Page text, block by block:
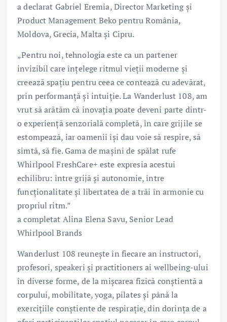
a declarat Gabriel Eremia, Director Marketing și
Product Management Beko pentru România,
Moldova, Grecia, Malta și Cipru.
„Pentru noi, tehnologia este ca un partener
invizibil care înțelege ritmul vieții moderne și
creează spațiu pentru ceea ce contează cu adevărat,
prin performanță și intuiție. La Wanderlust 108, am
vrut să arătăm că inovația poate deveni parte dintr-
o experiență senzorială completă, în care grijile se
estompează, iar oamenii își dau voie să respire, să
simtă, să fie. Gama de mașini de spălat rufe
Whirlpool FreshCare+ este expresia acestui
echilibru: între grijă și autonomie, între
funcționalitate și libertatea de a trăi în armonie cu
propriul ritm.”
a completat Alina Elena Savu, Senior Lead
Whirlpool Brands
Wanderlust 108 reunește în fiecare an instructori,
profesori, speakeri și practitioners ai wellbeing-ului
în diverse forme, de la mișcarea fizică conștientă a
corpului, mobilitate, yoga, pilates și până la
exercițiile conștiente de respirație, din dorința de a